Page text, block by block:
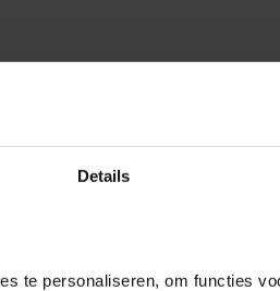
Details
te personaliseren, om functies